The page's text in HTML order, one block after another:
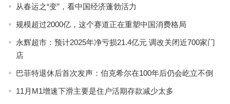
从春运之“变”，看中国经济蓬勃活力
规模超过2000亿，这个赛道正在重塑中国消费格局
永辉超市：预计2025年净亏损21.4亿元 调改关闭近700家门
店
巴菲特退休后首次发声：伯克希尔在100年后仍会屹立不倒
11月M1增速下滑主要是住户活期存款减少太多